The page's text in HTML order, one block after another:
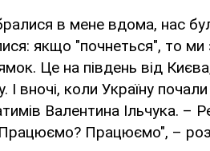
в мене вдома, нас
якщо "почнеться", то ми
Це на південь від
вночі, коли Україну
Валентина Ільчука. –
Працюємо? Працюємо", –